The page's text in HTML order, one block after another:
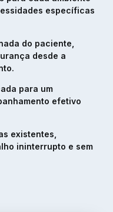
específicas
do paciente,
desde a
para um
efetivo
existentes,
ininterrupto e sem